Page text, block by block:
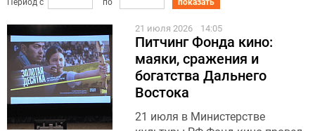
21 июля 2026 14:05
Питчинг Фонда кино:
маяки, сражения и
богатства Дальнего
Востока
21 июля в Министерстве